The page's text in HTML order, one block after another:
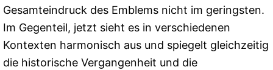
Gesamteindruck des Emblems nicht im geringsten.
Im Gegenteil, jetzt sieht es in verschiedenen
Kontexten harmonisch aus und spiegelt gleichzeitig
die historische Vergangenheit und die